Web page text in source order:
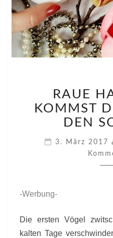
RAUE
KOMMST
DEN
3. März 2017
-Werbung-
Die ersten Vögel
kalten Tage